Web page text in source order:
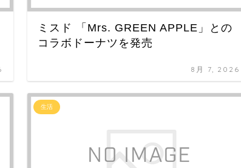
ミスド 「Mrs. GREEN APPLE」との
コラボドーナツを発売
8月 7, 2026
生活